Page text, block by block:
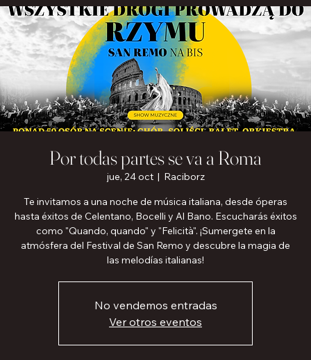
Por todas partes se va a Roma
jue, 24 oct
  |
Raciborz
Te invitamos a una noche de música italiana, desde óperas
hasta éxitos de Celentano, Bocelli y Al Bano. Escucharás éxitos
como "Quando, quando" y "Felicità". ¡Sumergete en la
atmósfera del Festival de San Remo y descubre la magia de
las melodías italianas!
No vendemos entradas
Ver otros eventos